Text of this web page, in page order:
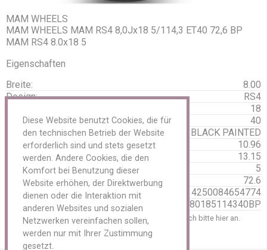
Reparaturmaterial LKW / AS / EM
Reparaturmaterial PKW
Reparaturmaterial Schläuche
Schlagschrauber und Reifendienst
Spezialwerkzeug Reifenreparatur
Tyran/ O-Ring
Ventile
Vulkanisiergeräte und Zubehör
Werkzeuge und Werkstattbedarf
Felgen
Zubehör
Aluminium
Anhänger
Tieflader
Oldtimer
Reifen
Schläuche
MAM WHEELS
MAM WHEELS MAM RS4 8,0Jx18 5/114,3 ET40 72,6 BP
MAM RS4 8.0x18 5
Eigenschaften
Breite:
8.00
Design:
RS4
18
Einpresstiefe:
40
Farbe:
BLACK PAINTED
Gewicht:
10.96
Gewicht Brutto:
13.15
Lochzahl:
5
Mittenloch:
72.6
EAN
4250084654774
HSN
MAMRS480185114340BP
Um Preise einzusehen und zu bestellen, melden Sie sich bitte hier an.
zurück
Diese Website benutzt Cookies, die für
den technischen Betrieb der Website
erforderlich sind und stets gesetzt
werden. Andere Cookies, die den
Komfort bei Benutzung dieser
Website erhöhen, der Direktwerbung
dienen oder die Interaktion mit
anderen Websites und sozialen
Netzwerken vereinfachen sollen,
werden nur mit Ihrer Zustimmung
gesetzt.